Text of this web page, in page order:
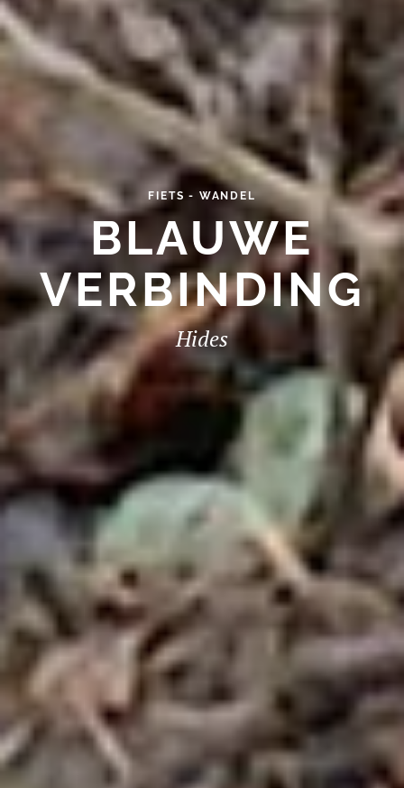
FIETS - WANDEL
BLAUWE
VERBINDING
Hides